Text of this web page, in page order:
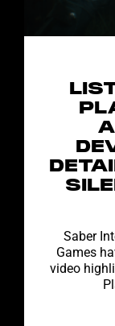
Saber
Games
video